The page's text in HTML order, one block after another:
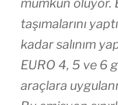
taşımalarını
kadar salınım
EURO 4, 5 ve 6
araçlara